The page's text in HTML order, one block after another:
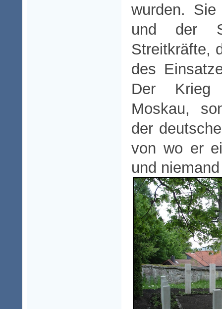
wurden.
und der
Streitkräfte,
des
Der
Moskau,
der
von wo er
und